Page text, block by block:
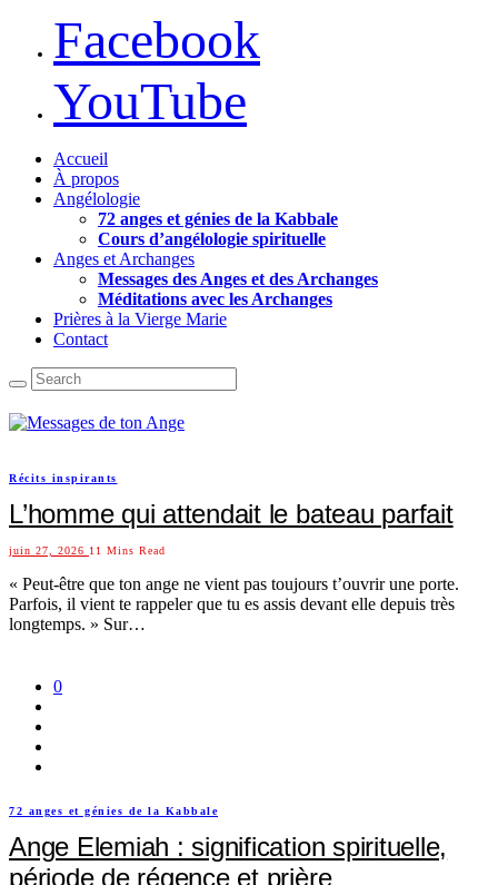
Facebook
YouTube
Accueil
À propos
Angélologie
72 anges et génies de la Kabbale
Cours d’angélologie spirituelle
Anges et Archanges
Messages des Anges et des Archanges
Méditations avec les Archanges
Prières à la Vierge Marie
Contact
Récits inspirants
L’homme qui attendait le bateau parfait
juin 27, 2026 11 Mins Read
« Peut-être que ton ange ne vient pas toujours t’ouvrir une porte.
Parfois, il vient te rappeler que tu es assis devant elle depuis très
longtemps. » Sur…
0
72 anges et génies de la Kabbale
Ange Elemiah : signification spirituelle,
période de régence et prière